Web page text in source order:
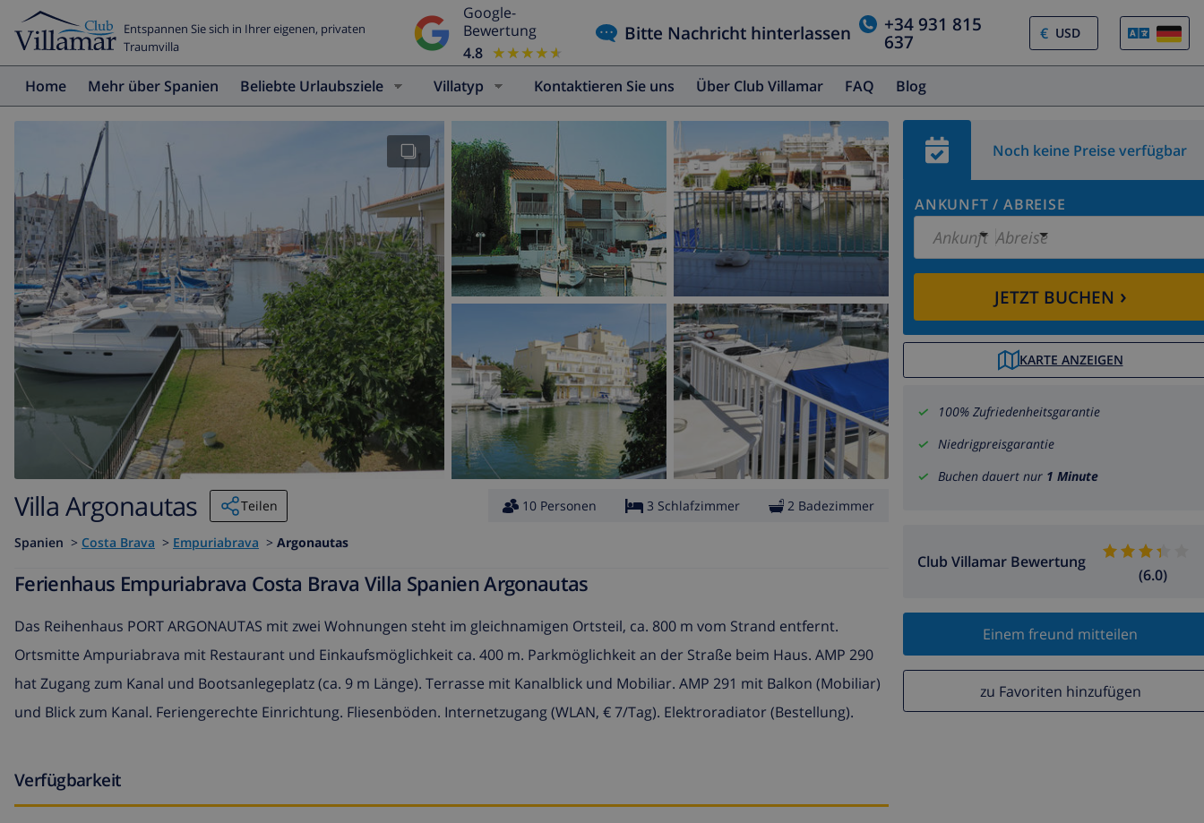
Entspannen Sie sich in Ihrer eigenen, privaten
Traumvilla
Google-
Bewertung
4.8 ★★★★★
★★★★★
Bitte Nachricht hinterlassen +34 931 815
637 €
Home Mehr über Spanien Beliebte Urlaubsziele Villatyp Kontaktieren Sie uns Über Club Villamar FAQ Blog
Noch keine Preise verfügbar
ANKUNFT / ABREISE
Ankunft Abreise
JETZT BUCHEN ›
KARTE ANZEIGEN
100% Zufriedenheitsgarantie
Niedrigpreisgarantie
Buchen dauert nur 1 Minute
Club Villamar Bewertung
(6.0)
Einem freund mitteilen
zu Favoriten hinzufügen
Villa Argonautas Teilen 10 Personen 3 Schlafzimmer 2 Badezimmer
Spanien > Costa Brava > Empuriabrava > Argonautas
Ferienhaus Empuriabrava Costa Brava Villa Spanien Argonautas
Das Reihenhaus PORT ARGONAUTAS mit zwei Wohnungen steht im gleichnamigen Ortsteil, ca. 800 m vom Strand entfernt.
Ortsmitte Ampuriabrava mit Restaurant und Einkaufsmöglichkeit ca. 400 m. Parkmöglichkeit an der Straße beim Haus. AMP 290
hat Zugang zum Kanal und Bootsanlegeplatz (ca. 9 m Länge). Terrasse mit Kanalblick und Mobiliar. AMP 291 mit Balkon (Mobiliar)
und Blick zum Kanal. Feriengerechte Einrichtung. Fliesenböden. Internetzugang (WLAN, € 7/Tag). Elektroradiator (Bestellung).
Verfügbarkeit